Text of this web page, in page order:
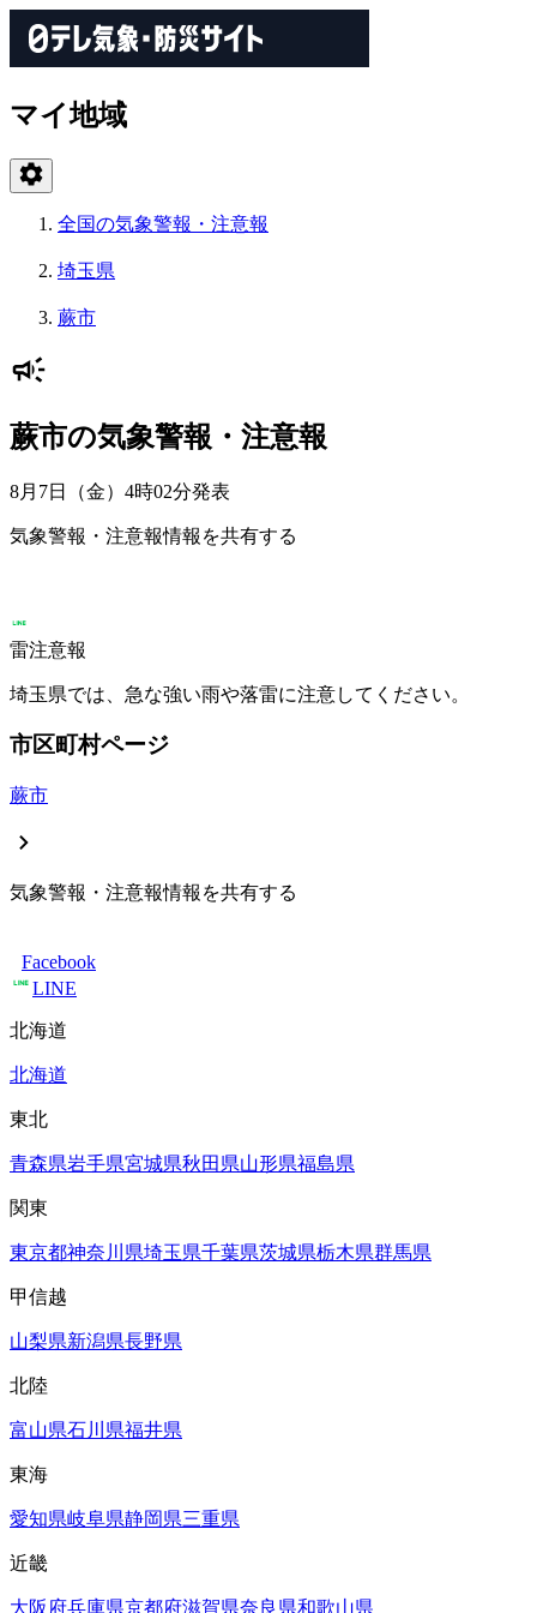
マイ地域
全国の気象警報・注意報
埼玉県
蕨市
蕨市の気象警報・注意報
8月7日（金）4時02分発表
気象警報・注意報情報を共有する
雷注意報
埼玉県では、急な強い雨や落雷に注意してください。
市区町村ページ
蕨市
気象警報・注意報情報を共有する
Facebook
LINE
北海道
北海道
東北
青森県岩手県宮城県秋田県山形県福島県
関東
東京都神奈川県埼玉県千葉県茨城県栃木県群馬県
甲信越
山梨県新潟県長野県
北陸
富山県石川県福井県
東海
愛知県岐阜県静岡県三重県
近畿
大阪府兵庫県京都府滋賀県奈良県和歌山県